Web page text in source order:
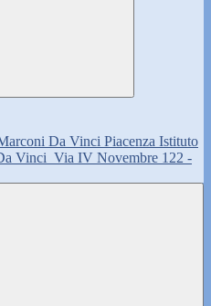
Istituto
Vinci Via IV Novembre 122 -